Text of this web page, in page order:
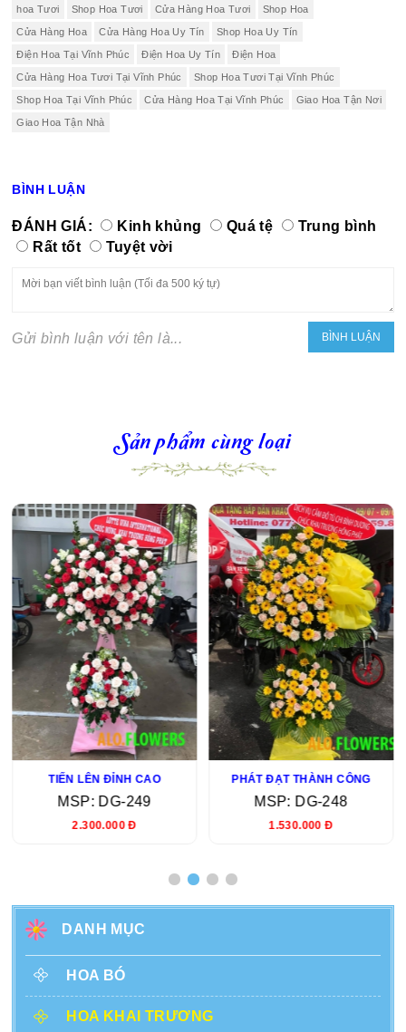
hoa Tươi Shop Hoa Tươi Cửa Hàng Hoa Tươi Shop Hoa
Cửa Hàng Hoa Cửa Hàng Hoa Uy Tín Shop Hoa Uy Tín
Điện Hoa Tại Vĩnh Phúc Điện Hoa Uy Tín Điện Hoa
Cửa Hàng Hoa Tươi Tại Vĩnh Phúc Shop Hoa Tươi Tại Vĩnh Phúc
Shop Hoa Tại Vĩnh Phúc Cửa Hàng Hoa Tại Vĩnh Phúc Giao Hoa Tận Nơi
Giao Hoa Tận Nhà
BÌNH LUẬN
ĐÁNH GIÁ: Kinh khủng Quá tệ
Trung bình
Rất tốt
Tuyệt vời
Gửi bình luận với tên là...
Sản phẩm cùng loại
TIẾN LÊN ĐỈNH CAO
MSP: DG-249
2.300.000 Đ
PHÁT ĐẠT THÀNH CÔNG
MSP: DG-248
1.530.000 Đ
DANH MỤC
HOA BÓ
HOA KHAI TRƯƠNG